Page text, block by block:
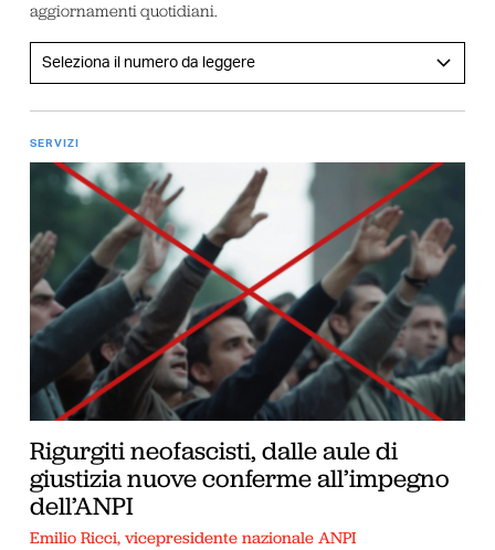
aggiornamenti quotidiani.
SERVIZI
Rigurgiti neofascisti, dalle aule di
giustizia nuove conferme all’impegno
dell’ANPI
Emilio Ricci, vicepresidente nazionale ANPI